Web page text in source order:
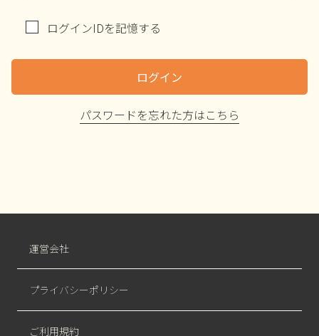
ログインIDを記憶する
ログイン
パスワードを忘れた方はこちら
運営会社
プライバシーポリシー
ご利用規約